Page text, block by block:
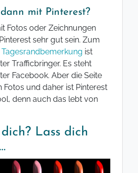
mit Pinterest?
Fotos oder Zeichnungen
sehr gut sein. Zum
ist
Trafficbringer. Es steht
Facebook. Aber die Seite
Fotos und daher ist Pinterest
denn auch das lebt von
dich? Lass dich